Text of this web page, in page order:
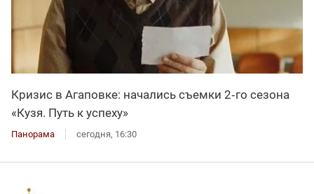
Кризис в Агаповке: начались съемки 2‑го сезона
«Кузя. Путь к успеху»
Панорама сегодня, 16:30